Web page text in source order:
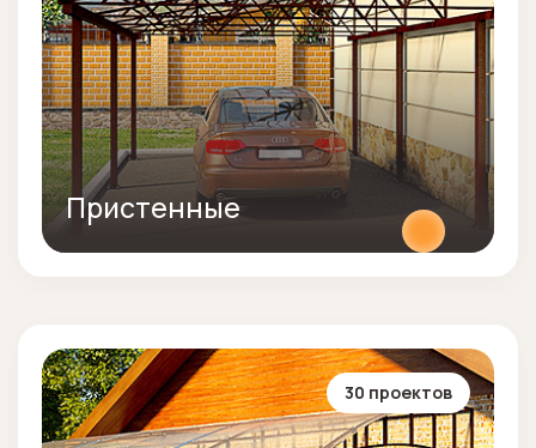
Пристенные
30 проектов